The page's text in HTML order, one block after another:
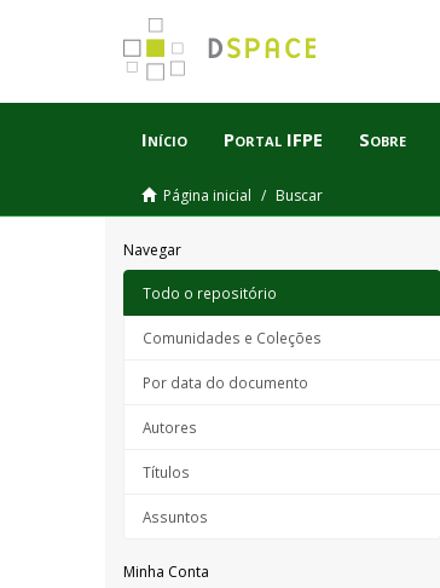
Início Portal IFPE Sobre
Página inicial Buscar
Navegar
Todo o repositório
Comunidades e Coleções
Por data do documento
Autores
Títulos
Assuntos
Minha Conta